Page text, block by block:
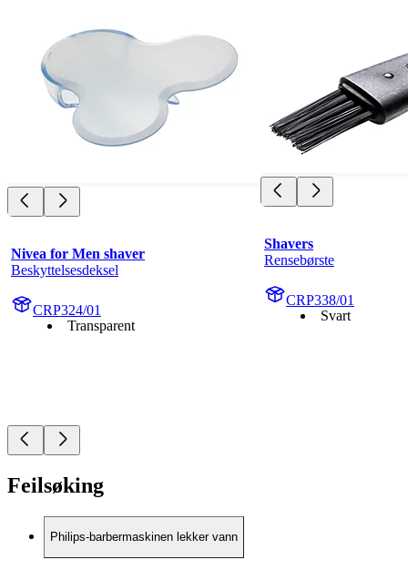
Nivea for Men shaver
Beskyttelsesdeksel
CRP324/01
Transparent
Shavers
Rensebørste
CRP338/01
Svart
Feilsøking
Philips-barbermaskinen lekker vann